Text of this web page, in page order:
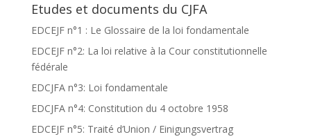
Etudes et documents du CJFA
EDCEJF n°1 : Le Glossaire de la loi fondamentale
EDCEJF n°2: La loi relative à la Cour constitutionnelle
fédérale
EDCJFA n°3: Loi fondamentale
EDCJFA n°4: Constitution du 4 octobre 1958
EDCEJF n°5: Traité d’Union / Einigungsvertrag